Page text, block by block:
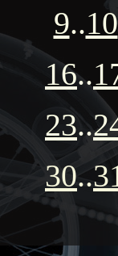
9..10
16..
23..
30..